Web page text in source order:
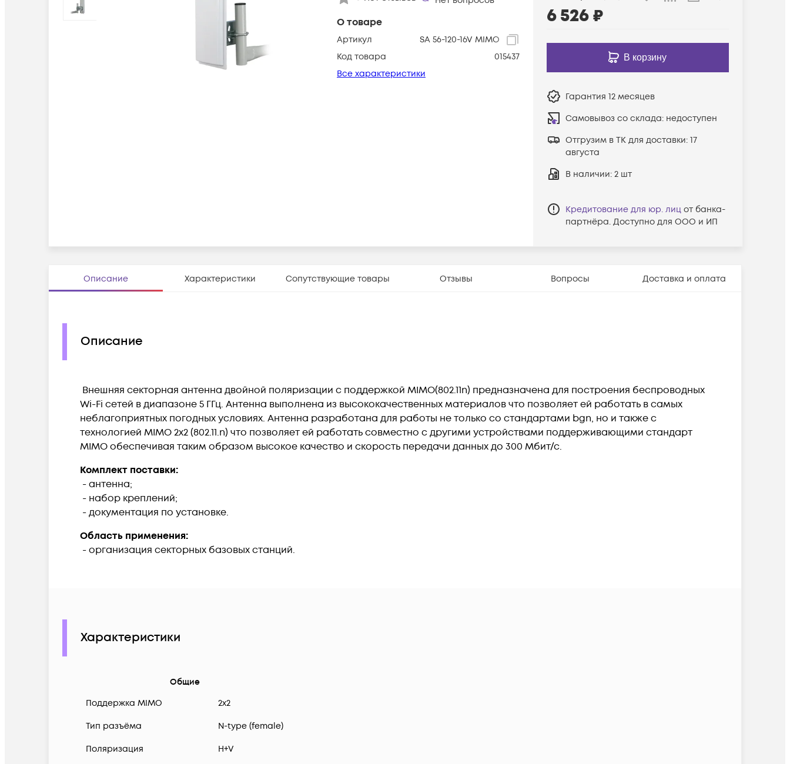
О товаре
Артикул
SA 56-120-16V MIMO
Код товара
015437
Все характеристики
6 526₽
В корзину
Гарантия 12 месяцев
Самовывоз со склада: недоступен
Отгрузим в ТК для доставки: 17
августа
В наличии: 2 шт
Кредитование для юр. лиц от банка-
партнёра. Доступно для ООО и ИП
Описание Характеристики Сопутствующие товары Отзывы Вопросы Доставка и оплата
Описание
Внешняя секторная антенна двойной поляризации с поддержкой MIMO(802.11n) предназначена для построения беспроводных
Wi-Fi сетей в диапазоне 5 ГГц. Антенна выполнена из высококачественных материалов что позволяет ей работать в самых
неблагоприятных погодных условиях. Антенна разработана для работы не только со стандартами bgn, но и также с
технологией MIMO 2x2 (802.11.n) что позволяет ей работать совместно с другими устройствами поддерживающими стандарт
MIMO обеспечивая таким образом высокое качество и скорость передачи данных до 300 Мбит/с.
Комплект поставки:
- антенна;
- набор креплений;
- документация по установке.
Область применения:
- организация секторных базовых станций.
Характеристики
Общие
Поддержка MIMO
2x2
Тип разъёма N-type (female)
Поляризация H+V